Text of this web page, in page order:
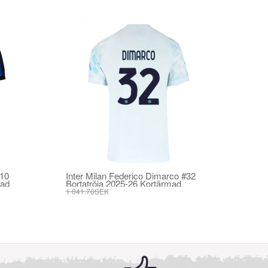
Inter Milan Federico Dimarco #32
Bortatröja 2025-26 Kortärmad
1 041.70SEK